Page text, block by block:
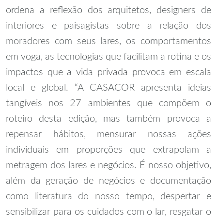
ordena a reflexão dos arquitetos, designers de
interiores e paisagistas sobre a relação dos
moradores com seus lares, os comportamentos
em voga, as tecnologias que facilitam a rotina e os
impactos que a vida privada provoca em escala
local e global. “A CASACOR apresenta ideias
tangíveis nos 27 ambientes que compõem o
roteiro desta edição, mas também provoca a
repensar hábitos, mensurar nossas ações
individuais em proporções que extrapolam a
metragem dos lares e negócios. É nosso objetivo,
além da geração de negócios e documentação
como literatura do nosso tempo, despertar e
sensibilizar para os cuidados com o lar, resgatar o